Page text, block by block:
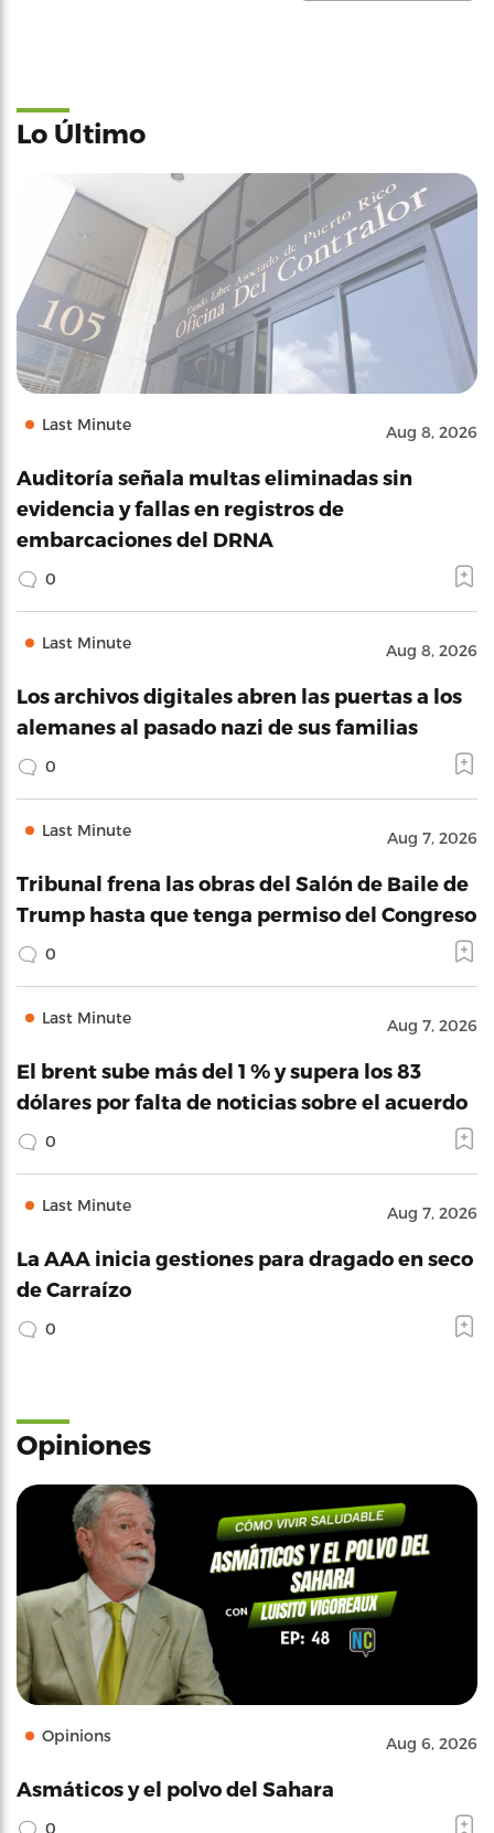
Lo Último
Last Minute Aug 8, 2026
Auditoría señala multas eliminadas sin
evidencia y fallas en registros de
embarcaciones del DRNA
0
Last Minute Aug 8, 2026
Los archivos digitales abren las puertas a los
alemanes al pasado nazi de sus familias
0
Last Minute Aug 7, 2026
Tribunal frena las obras del Salón de Baile de
Trump hasta que tenga permiso del Congreso
0
Last Minute Aug 7, 2026
El brent sube más del 1 % y supera los 83
dólares por falta de noticias sobre el acuerdo
0
Last Minute Aug 7, 2026
La AAA inicia gestiones para dragado en seco
de Carraízo
0
Opiniones
Opinions Aug 6, 2026
Asmáticos y el polvo del Sahara
0